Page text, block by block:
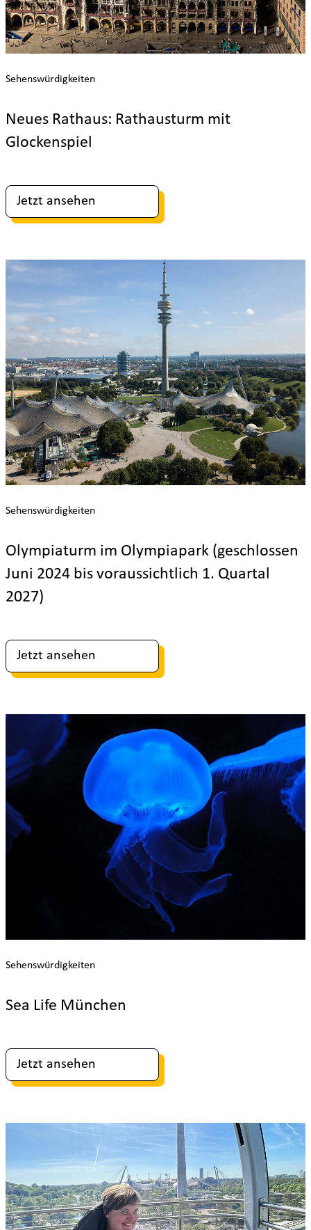
Neues Rathaus: Rathausturm mit
Glockenspiel
Sehenswürdigkeiten
Jetzt ansehen
Olympiaturm im Olympiapark (geschlossen
Juni 2024 bis voraussichtlich 1. Quartal
2027)
Sehenswürdigkeiten
Jetzt ansehen
Sea Life München
Sehenswürdigkeiten
Jetzt ansehen